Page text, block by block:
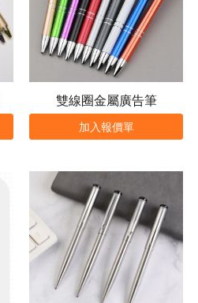
雙線圈金屬廣告筆
加入報價單